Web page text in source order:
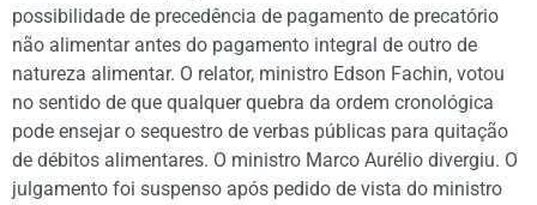
possibilidade de precedência de pagamento de precatório
não alimentar antes do pagamento integral de outro de
natureza alimentar. O relator, ministro Edson Fachin, votou
no sentido de que qualquer quebra da ordem cronológica
pode ensejar o sequestro de verbas públicas para quitação
de débitos alimentares. O ministro Marco Aurélio divergiu. O
julgamento foi suspenso após pedido de vista do ministro